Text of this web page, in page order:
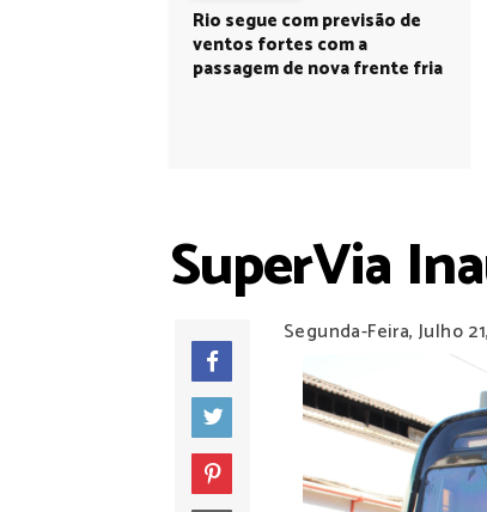
Rio segue com previsão de
ventos fortes com a
passagem de nova frente fria
SuperVia
Segunda-Feira, Julho